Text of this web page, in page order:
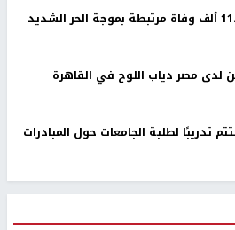
مصر دياب اللوح في القاهرة
تدريبًا لطلبة الجامعات حول المبادرات